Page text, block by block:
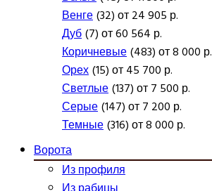
Венге(32) от 24 905 р.
Дуб(7) от 60 564 р.
Коричневые(483) от 8 000 р.
Орех(15) от 45 700 р.
Светлые(137) от 7 500 р.
Серые(147) от 7 200 р.
Темные(316) от 8 000 р.
Ворота
Из профиля